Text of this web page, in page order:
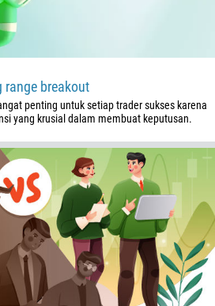
range breakout
penting untuk setiap trader sukses karena
yang krusial dalam membuat keputusan.
kembali
— 23:00